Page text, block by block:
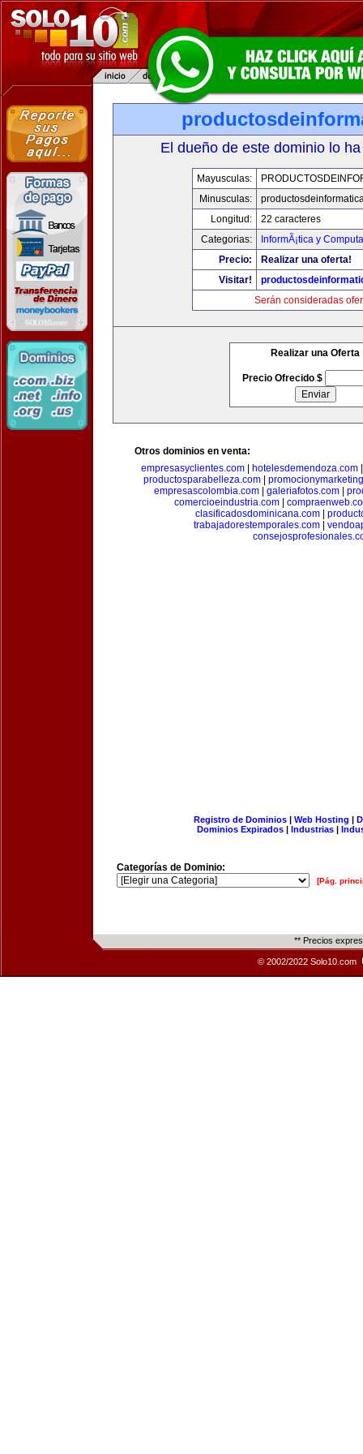
El dueño de este dominio lo
Mayusculas:
Minusculas:
Longitud:
22 caracteres
Categorias:
InformÃ¡tica y
Precio:
Realizar una oferta!
Visitar!
Serán consideradas
Realizar una Oferta
Precio Ofrecido $
Otros dominios en venta:
empresasyclientes.com
hotelesdemendoza.com
productosparabelleza.com
empresascolombia.com
galeriafotos.com
comercioeindustria.com|
clasificadosdominicana.com
trabajadorestemporales.com
Registro de Dominios| Web Hosting |
Dominios Expirados | Industrias |
Categorías de Dominio:
[Pág.
** Precios
© 2002/2022 Solo10.com